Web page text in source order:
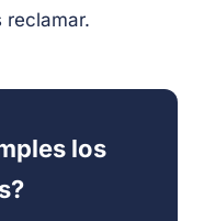
reclamar.
los